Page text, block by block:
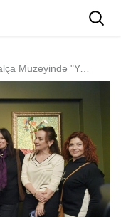
Milli Xalça Muzeyində "Yaddaşa həkk olunan təsvir" adlı fərdi sərgi açılıb